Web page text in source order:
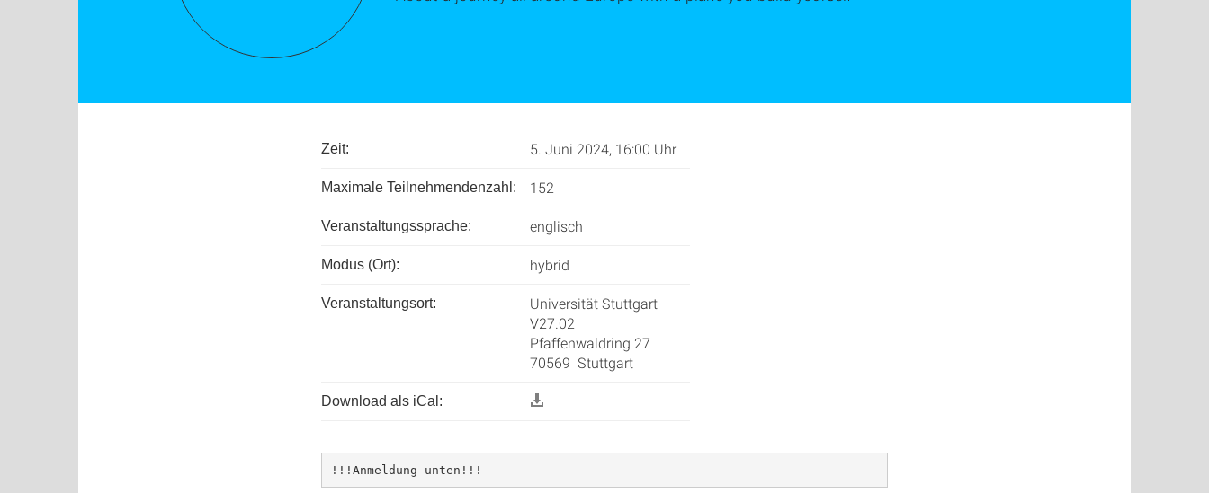
Zeit: 5. Juni 2024, 16:00 Uhr
Maximale Teil­nehmenden­zahl: 152
Veranstaltungssprache: englisch
Modus (Ort): hybrid
Veranstaltungsort:
Universität Stuttgart
V27.02
Pfaffenwaldring 27
70569 Stuttgart
Download als iCal:
!!!Anmeldung unten!!!